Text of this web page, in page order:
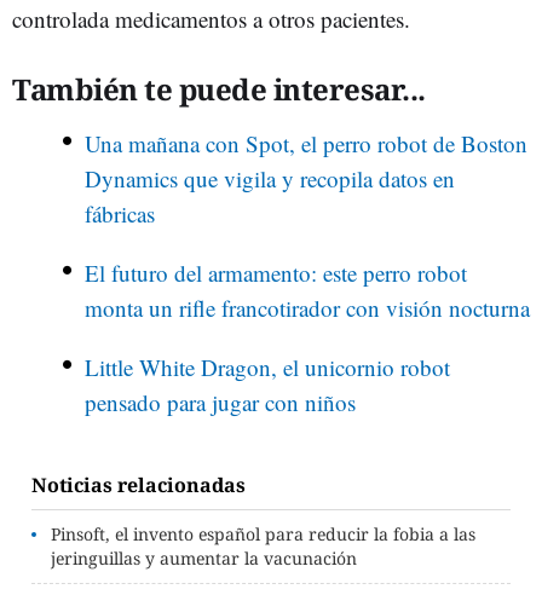
controlada medicamentos a otros pacientes.
También te puede interesar...
Una mañana con Spot, el perro robot de Boston
Dynamics que vigila y recopila datos en
fábricas
El futuro del armamento: este perro robot
monta un rifle francotirador con visión nocturna
Little White Dragon, el unicornio robot
pensado para jugar con niños
Noticias relacionadas
Pinsoft, el invento español para reducir la fobia a las
jeringuillas y aumentar la vacunación